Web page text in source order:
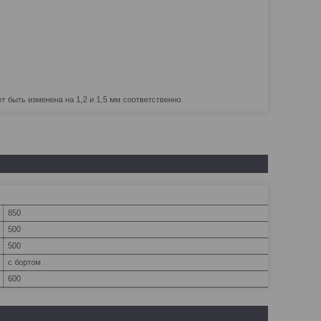
изменена на 1,2 и 1,5 мм соответственно.
850
500
500
с бортом
600